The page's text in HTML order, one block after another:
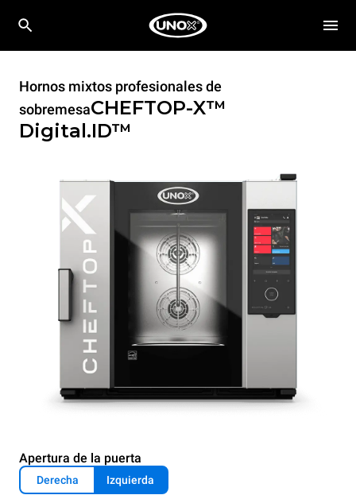
Hornos mixtos profesionales de
sobremesaCHEFTOP-X™
Digital.ID™
Apertura de la puerta
Derecha Izquierda